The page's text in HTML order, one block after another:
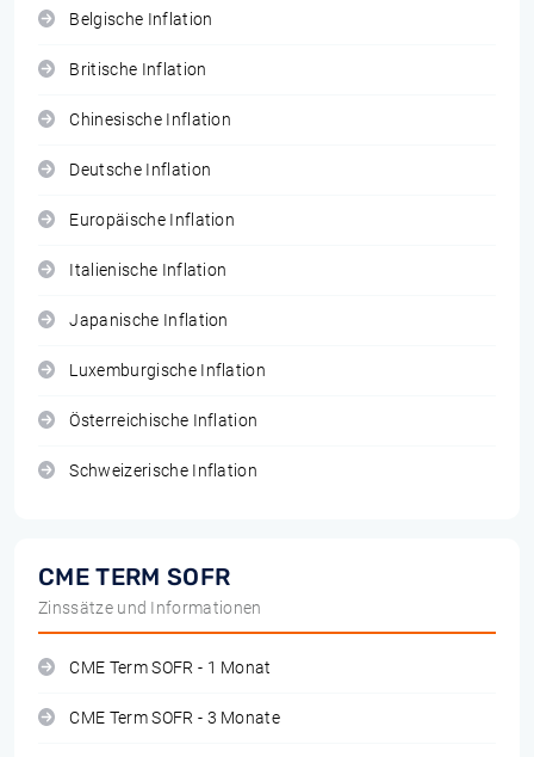
Belgische Inflation
Britische Inflation
Chinesische Inflation
Deutsche Inflation
Europäische Inflation
Italienische Inflation
Japanische Inflation
Luxemburgische Inflation
Österreichische Inflation
Schweizerische Inflation
CME TERM SOFR
Zinssätze und Informationen
CME Term SOFR - 1 Monat
CME Term SOFR - 3 Monate